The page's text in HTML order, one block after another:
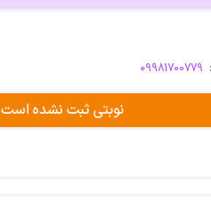
09981700779
نوبتی ثبت نشده است